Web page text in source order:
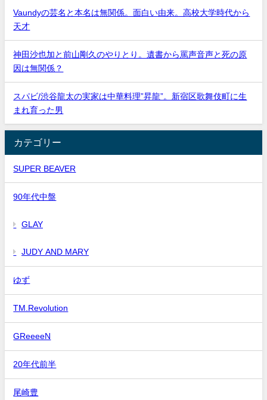
Vaundyの芸名と本名は無関係。面白い由来。高校大学時代から
天才
神田沙也加と前山剛久のやりとり。遺書から罵声音声と死の原
因は無関係？
スパビ/渋谷龍太の実家は中華料理”昇龍”。新宿区歌舞伎町に生
まれ育った男
カテゴリー
SUPER BEAVER
90年代中盤
GLAY
JUDY AND MARY
ゆず
TM.Revolution
GReeeeN
20年代前半
尾崎豊